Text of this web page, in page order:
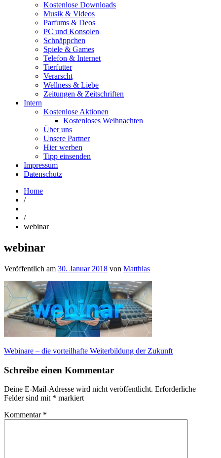
Kostenlose Downloads
Musik & Videos
Parfums & Deos
PC und Konsolen
Schnäppchen
Spiele & Games
Telefon & Internet
Tierfutter
Verarscht
Wellness & Liebe
Zeitungen & Zeitschriften
Intern
Kostenlose Aktionen
Kostenloses Weihnachten
Über uns
Unsere Partner
Hier werben
Tipp einsenden
Impressum
Datenschutz
Home
/
/
webinar
webinar
Veröffentlich am 30. Januar 2018 von Matthias
Beitragsnavigation
Webinare – die vorteilhafte Weiterbildung der Zukunft
Schreibe einen Kommentar
Deine E-Mail-Adresse wird nicht veröffentlicht. Erforderliche
Felder sind mit * markiert
Kommentar *